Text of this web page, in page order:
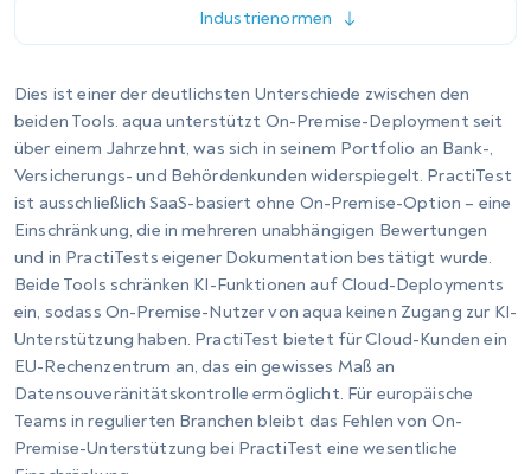
Benutzerdefinierte Rollen und Gruppen in allen
Tarifen
Nur gruppenbasierte Berechtigungen; keine
Überschreibungen pro Benutzer
Account-Ebene-Admin; erweiterter Projekt-
Admin nur im Corporate-Tarif
Erweiterte Sicherheitskontrollen nur im
Corporate-Tarif